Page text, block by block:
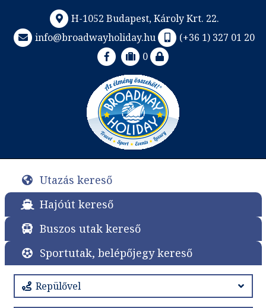
H-1052 Budapest, Károly Krt. 22.
info@broadwayholiday.hu
(+36 1) 327 01 20
0
Utazás kereső
Hajóút kereső
Buszos utak kereső
Sportutak, belépőjegy kereső